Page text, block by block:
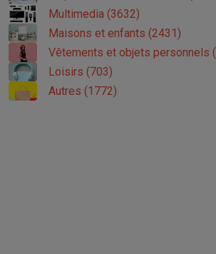
Multimedia (3632)
Maisons et enfants (2431)
Vêtements et objets personnels
Loisirs (703)
Autres (1772)